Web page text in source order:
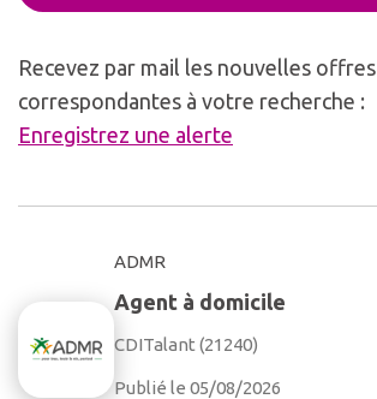
Recevez par mail les nouvelles offres
correspondantes à votre recherche :
Enregistrez une alerte
ADMR
Agent à domicile
CDITalant (21240)
Publié le 05/08/2026